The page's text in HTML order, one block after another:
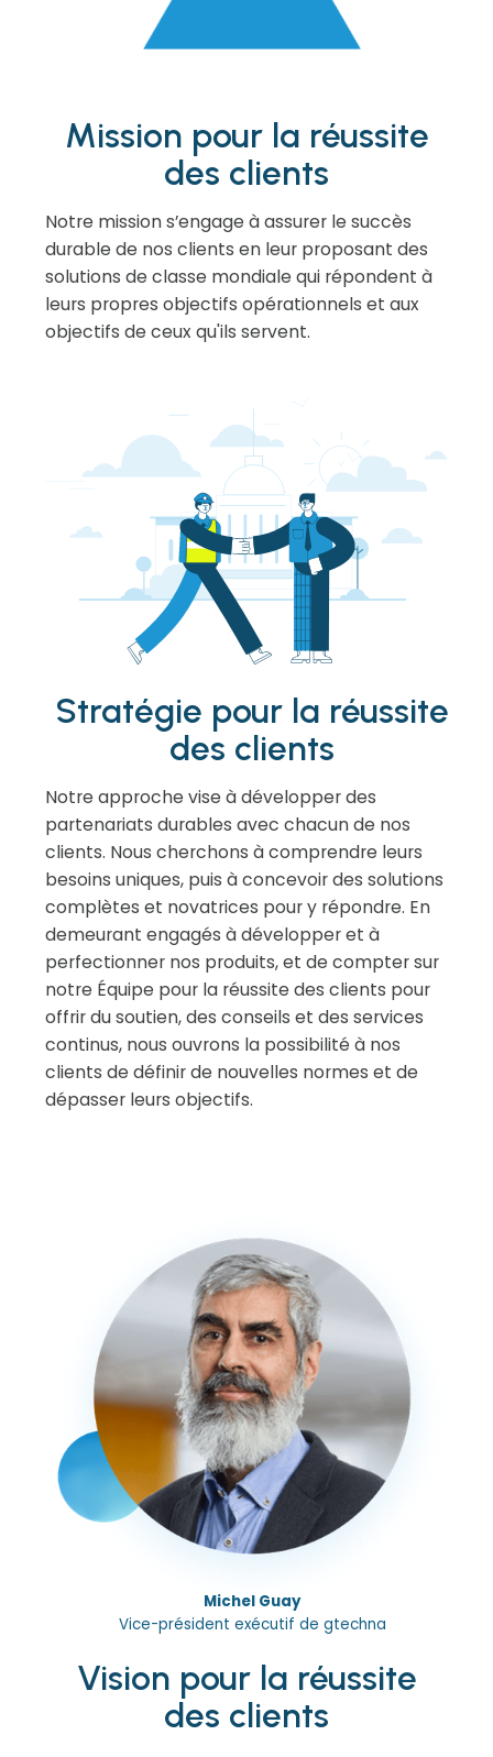
Mission pour la réussite
des clients
Notre mission s’engage à assurer le succès
durable de nos clients en leur proposant des
solutions de classe mondiale qui répondent à
leurs propres objectifs opérationnels et aux
objectifs de ceux qu'ils servent.
Stratégie pour la réussite
des clients
Notre approche vise à développer des
partenariats durables avec chacun de nos
clients. Nous cherchons à comprendre leurs
besoins uniques, puis à concevoir des solutions
complètes et novatrices pour y répondre. En
demeurant engagés à développer et à
perfectionner nos produits, et de compter sur
notre Équipe pour la réussite des clients pour
offrir du soutien, des conseils et des services
continus, nous ouvrons la possibilité à nos
clients de définir de nouvelles normes et de
dépasser leurs objectifs.
Vision pour la réussite
des clients
Michel Guay
Vice-président exécutif de gtechna